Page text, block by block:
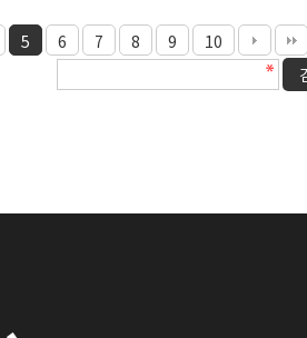
5 6 7 8 9
10